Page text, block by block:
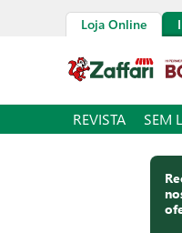
Loja Online
REVISTA SEM